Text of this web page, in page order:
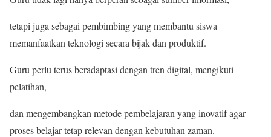
tetapi juga sebagai pembimbing yang membantu siswa
memanfaatkan teknologi secara bijak dan produktif.
Guru perlu terus beradaptasi dengan tren digital, mengikuti
pelatihan,
dan mengembangkan metode pembelajaran yang inovatif agar
proses belajar tetap relevan dengan kebutuhan zaman.